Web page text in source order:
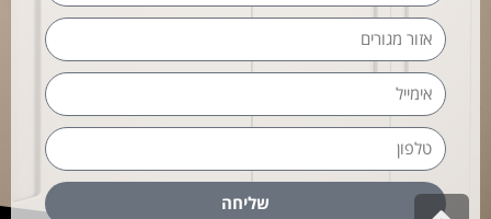
שליחה